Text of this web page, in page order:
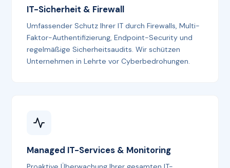
IT-Sicherheit & Firewall
Umfassender Schutz Ihrer IT durch Firewalls, Multi-
Faktor-Authentifizierung, Endpoint-Security und
regelmäßige Sicherheitsaudits. Wir schützen
Unternehmen in Lehrte vor Cyberbedrohungen.
Managed IT-Services & Monitoring